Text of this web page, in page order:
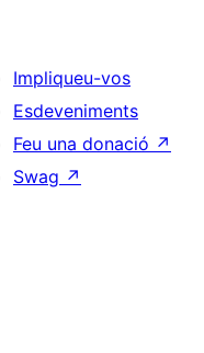
Impliqueu-vos
Esdeveniments
Feu una donació ↗
Swag ↗